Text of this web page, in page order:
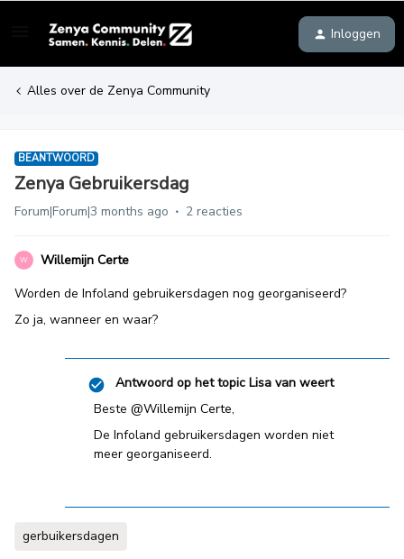
Inloggen
Alles over de Zenya Community
BEANTWOORD
Zenya Gebruikersdag
Forum|Forum|3 months ago 2 reacties
W
Willemijn Certe
Worden de Infoland gebruikersdagen nog georganiseerd?
Zo ja, wanneer en waar?
Antwoord op het topic Lisa van weert
Beste ​ @Willemijn Certe,
De Infoland gebruikersdagen worden niet
meer georganiseerd.
gerbuikersdagen